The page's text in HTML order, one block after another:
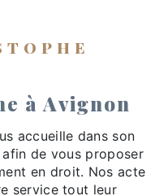
à Avignon
accueille dans son
de vous proposer
en droit. Nos acte
service tout leur